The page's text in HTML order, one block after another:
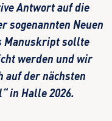
Antwort auf die
sogenannten Neuen
Manuskript sollte
werden und wir
auf der nächsten
in Halle 2026.